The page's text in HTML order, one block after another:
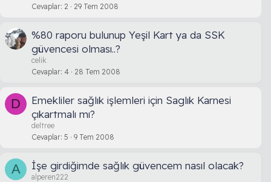
Cevaplar 2 29 Tem 2008
%80 raporu bulunup Yeşil Kart ya da SSK
güvencesi olması..?
celik
Cevaplar 4 28 Tem 2008
D
Emekliler sağlık işlemleri için Saglık Karnesi
çıkartmalı mı?
deltree
Cevaplar 5 9 Tem 2008
A İşe girdiğimde sağlık güvencem nasıl olacak?
alperen222